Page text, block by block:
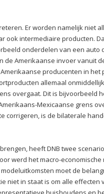
Er worden namelijk niet
ook intermediaire producten.
onderdelen van een auto
Amerikaanse invoer vanuit
producenten in het
allemaal
overgaat. Dit is bijvoorbeeld
Mexicaanse grens
corrigeren, is de bilaterale
heeft DNB twee
werd het macro-economische
moet de
niet in staat is om alle effecten